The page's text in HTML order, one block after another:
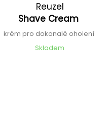
Reuzel
Shave Cream
krém pro dokonalé oholení
Skladem